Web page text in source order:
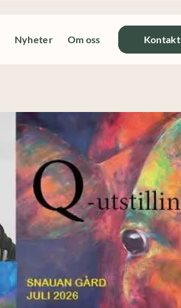
Nyheter Om oss Kontakt